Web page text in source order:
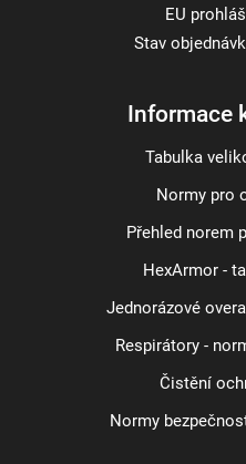
EU
Stav
Informace
Tabulka
Normy pro
Přehled norem
HexArmor -
Jednorázové
Respirátory -
Čistění
Normy